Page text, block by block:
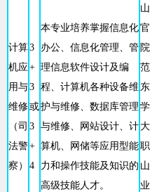
计算
机应
用与
维修
（司
法警
察）
3
+
3
或
3
+
4
本专业培养掌握信息化
办公、信息化管理、管
理信息软件设计及编
程、计算机各种设备维
护与维修、数据库管理
与维修、网站设计、计
算机、网储等应用型能
力和操作技能及知识的
高级技能人才。